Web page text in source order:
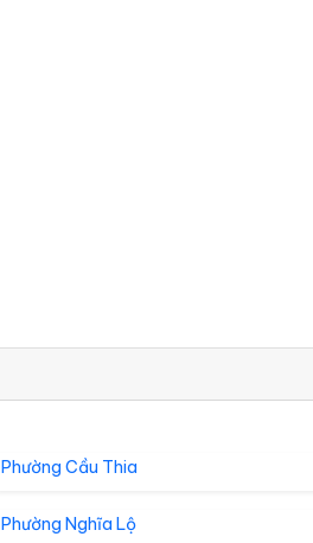
Phường Cầu Thia
Phường Nghĩa Lộ